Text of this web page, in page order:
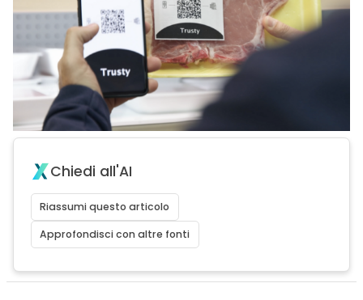
Chiedi all'AI
Riassumi questo articolo
Approfondisci con altre fonti